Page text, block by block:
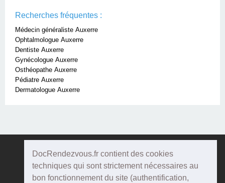
DocRendezvous.fr contient des cookies
techniques qui sont strictement nécessaires au
bon fonctionnement du site (authentification,
Recherches fréquentes :
Médecin généraliste Auxerre
Ophtalmologue Auxerre
Dentiste Auxerre
Gynécologue Auxerre
Osthéopathe Auxerre
Pédiatre Auxerre
Dermatologue Auxerre
DocRendezvous